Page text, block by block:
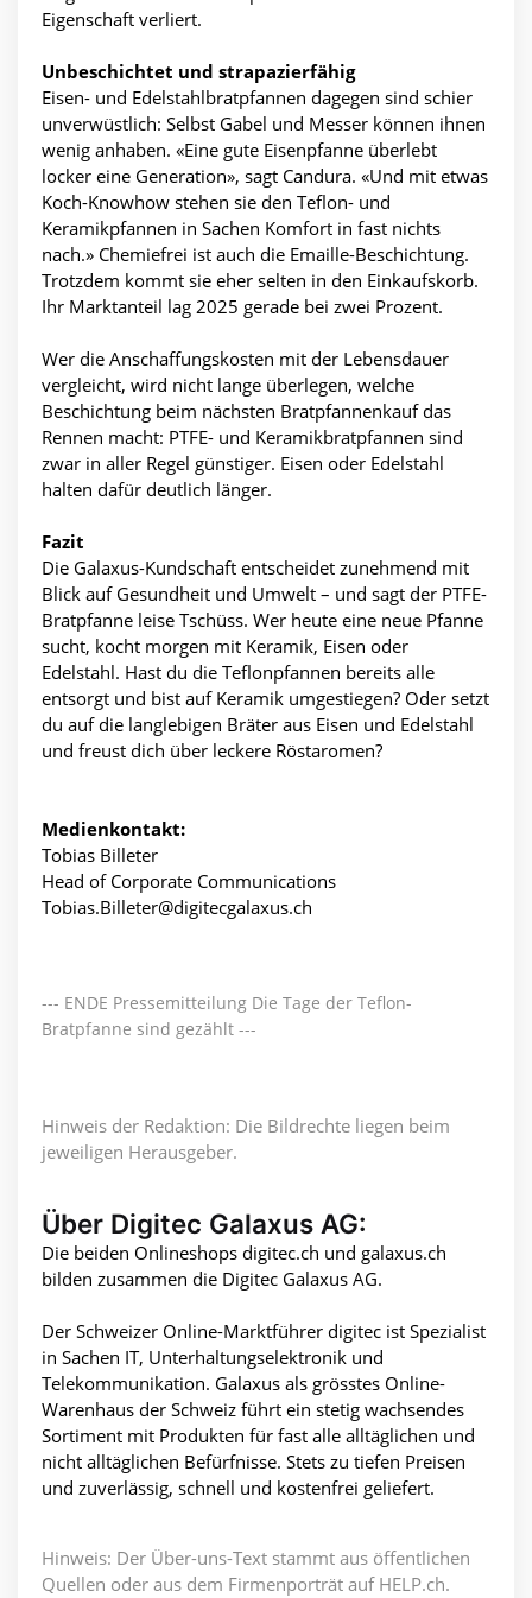
Eigenschaft verliert.
Unbeschichtet und strapazierfähig
Eisen- und Edelstahlbratpfannen dagegen sind schier
unverwüstlich: Selbst Gabel und Messer können ihnen
wenig anhaben. «Eine gute Eisenpfanne überlebt
locker eine Generation», sagt Candura. «Und mit etwas
Koch-Knowhow stehen sie den Teflon- und
Keramikpfannen in Sachen Komfort in fast nichts
nach.» Chemiefrei ist auch die Emaille-Beschichtung.
Trotzdem kommt sie eher selten in den Einkaufskorb.
Ihr Marktanteil lag 2025 gerade bei zwei Prozent.
Wer die Anschaffungskosten mit der Lebensdauer
vergleicht, wird nicht lange überlegen, welche
Beschichtung beim nächsten Bratpfannenkauf das
Rennen macht: PTFE- und Keramikbratpfannen sind
zwar in aller Regel günstiger. Eisen oder Edelstahl
halten dafür deutlich länger.
Fazit
Die Galaxus-Kundschaft entscheidet zunehmend mit
Blick auf Gesundheit und Umwelt – und sagt der PTFE-
Bratpfanne leise Tschüss. Wer heute eine neue Pfanne
sucht, kocht morgen mit Keramik, Eisen oder
Edelstahl. Hast du die Teflonpfannen bereits alle
entsorgt und bist auf Keramik umgestiegen? Oder setzt
du auf die langlebigen Bräter aus Eisen und Edelstahl
und freust dich über leckere Röstaromen?
Medienkontakt:
Tobias Billeter
Head of Corporate Communications
Tobias.Billeter@digitecgalaxus.ch
--- ENDE Pressemitteilung Die Tage der Teflon-
Bratpfanne sind gezählt ---
Hinweis der Redaktion: Die Bildrechte liegen beim
jeweiligen Herausgeber.
Über Digitec Galaxus AG:
Die beiden Onlineshops digitec.ch und galaxus.ch
bilden zusammen die Digitec Galaxus AG.
Der Schweizer Online-Marktführer digitec ist Spezialist
in Sachen IT, Unterhaltungselektronik und
Telekommunikation. Galaxus als grösstes Online-
Warenhaus der Schweiz führt ein stetig wachsendes
Sortiment mit Produkten für fast alle alltäglichen und
nicht alltäglichen Befürfnisse. Stets zu tiefen Preisen
und zuverlässig, schnell und kostenfrei geliefert.
Hinweis: Der Über-uns-Text stammt aus öffentlichen
Quellen oder aus dem Firmenporträt auf HELP.ch.